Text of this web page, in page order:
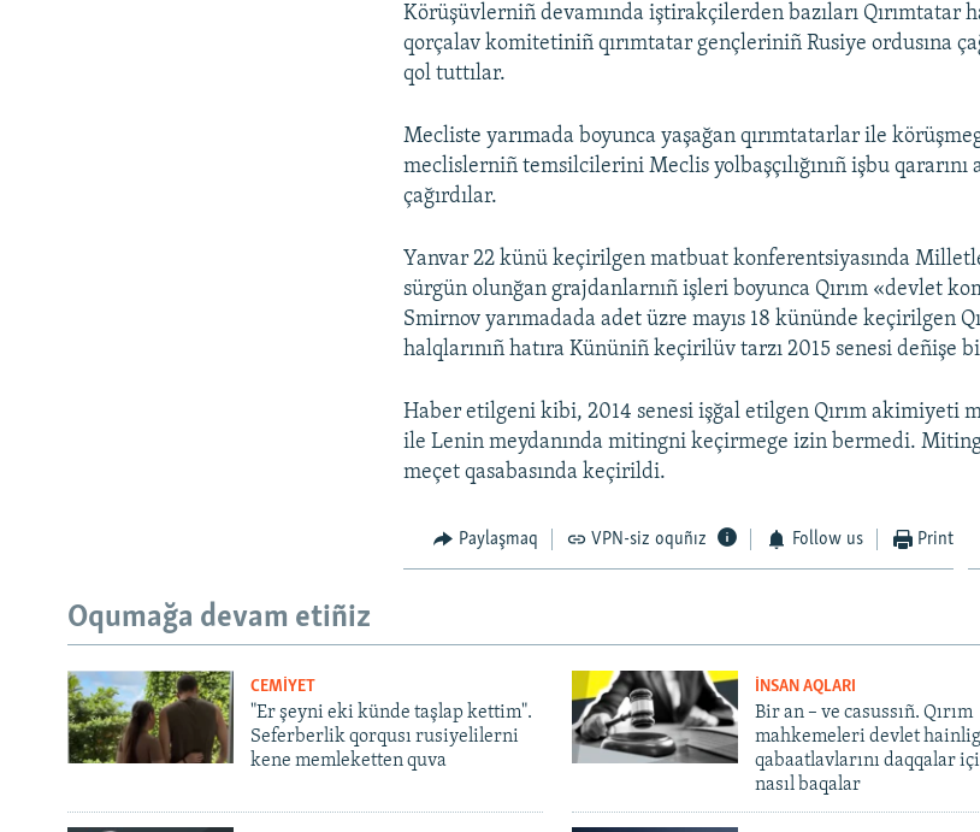
Körüşüvlerniñ devamında iştirakçilerden bazıları Qırımtatar
qorçalav komitetiniñ qırımtatar gençleriniñ Rusiye ordusına
qol tuttılar.
Mecliste yarımada boyunca yaşağan qırımtatarlar ile
meclislerniñ temsilcilerini Meclis yolbaşçılığınıñ işbu qararını
çağırdılar.
Yanvar 22 künü keçirilgen matbuat konferentsiyasında
sürgün olunğan grajdanlarnıñ işleri boyunca Qırım «devlet
Smirnov yarımadada adet üzre mayıs 18 kününde keçirilgen
halqlarınıñ hatıra Kününiñ keçirilüv tarzı 2015 senesi deñişe
Haber etilgeni kibi, 2014 senesi işğal etilgen Qırım akimiyeti
ile Lenin meydanında mitingni keçirmege izin bermedi.
meçet qasabasında keçirildi.
Paylaşmaq VPN-siz oquñız Follow us Print
Oqumağa devam etiñiz
CEMİYET
"Er şeyni eki künde taşlap kettim".
Seferberlik qorqusı rusiyelilerni
kene memleketten quva
İNSAN AQLARI
Bir an – ve casussıñ. Qırım
mahkemeleri devlet
qabaatlavlarını daqqalar
nasıl baqalar